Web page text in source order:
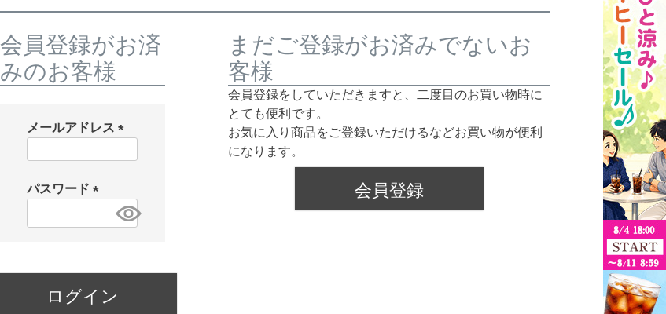
会員登録がお済
みのお客様
メールアドレス
)
パスワード
必
ログイン
まだご登録がお済みでないお
客様
会員登録をしていただきますと、二度目のお買い物時に
とても便利です。
お気に入り商品をご登録いただけるなどお買い物が便利
になります。
会員登録